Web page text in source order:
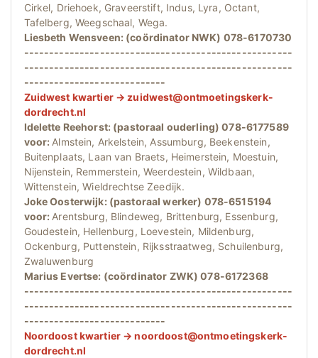
Cirkel, Driehoek, Graveerstift, Indus, Lyra, Octant,
Tafelberg, Weegschaal, Wega.
Liesbeth Wensveen: (coördinator NWK) 078-6170730
-----------------------------------------------------
-----------------------------------------------------
----------------------------
Zuidwest kwartier → zuidwest@ontmoetingskerk-
dordrecht.nl
Idelette Reehorst: (pastoraal ouderling) 078-6177589
voor: Almstein, Arkelstein, Assumburg, Beekenstein,
Buitenplaats, Laan van Braets, Heimerstein, Moestuin,
Nijenstein, Remmerstein, Weerdestein, Wildbaan,
Wittenstein, Wieldrechtse Zeedijk.
Joke Oosterwijk: (pastoraal werker) 078-6515194
voor: Arentsburg, Blindeweg, Brittenburg, Essenburg,
Goudestein, Hellenburg, Loevestein, Mildenburg,
Ockenburg, Puttenstein, Rijksstraatweg, Schuilenburg,
Zwaluwenburg
Marius Evertse: (coördinator ZWK) 078-6172368
-----------------------------------------------------
-----------------------------------------------------
----------------------------
Noordoost kwartier → noordoost@ontmoetingskerk-
dordrecht.nl